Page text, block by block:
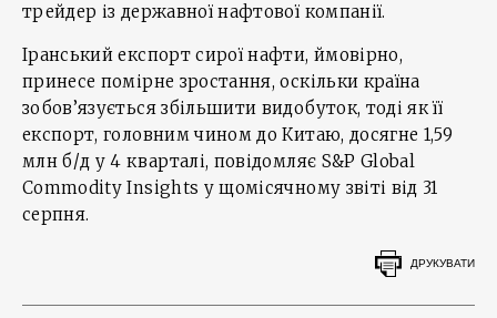
трейдер із державної нафтової компанії.
Іранський експорт сирої нафти, ймовірно,
принесе помірне зростання, оскільки країна
зобов’язується збільшити видобуток, тоді як її
експорт, головним чином до Китаю, досягне 1,59
млн б/д у 4 кварталі, повідомляє S&P Global
Commodity Insights у щомісячному звіті від 31
серпня.
ДРУКУВАТИ